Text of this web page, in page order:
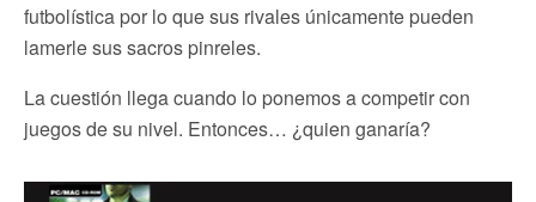
futbolística por lo que sus rivales únicamente pueden
lamerle sus sacros pinreles.
La cuestión llega cuando lo ponemos a competir con
juegos de su nivel. Entonces… ¿quien ganaría?